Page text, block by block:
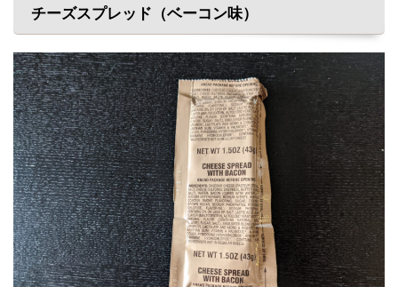
チーズスプレッド（ベーコン味）